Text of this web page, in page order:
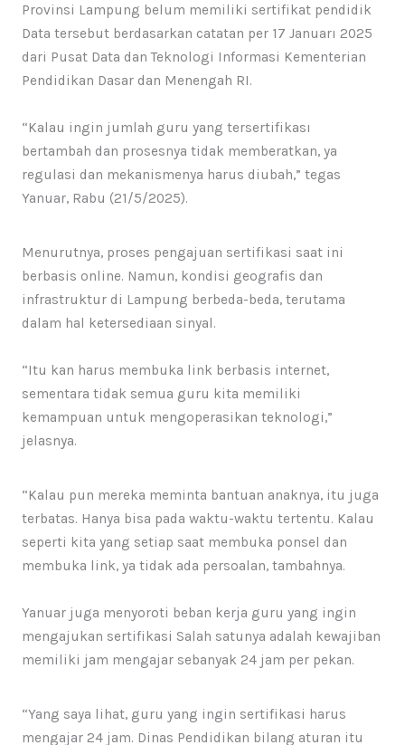
Provinsi Lampung belum memiliki sertifikat pendidik
Data tersebut berdasarkan catatan per 17 Januarı 2025
dari Pusat Data dan Teknologi Informasi Kementerian
Pendidikan Dasar dan Menengah RI.
“Kalau ingin jumlah guru yang tersertifikası
bertambah dan prosesnya tidak memberatkan, ya
regulasi dan mekanismenya harus diubah,” tegas
Yanuar, Rabu (21/5/2025).
Menurutnya, proses pengajuan sertifikasi saat ini
berbasis online. Namun, kondisi geografis dan
infrastruktur di Lampung berbeda-beda, terutama
dalam hal ketersediaan sinyal.
“Itu kan harus membuka link berbasis internet,
sementara tidak semua guru kita memiliki
kemampuan untuk mengoperasikan teknologi,”
jelasnya.
“Kalau pun mereka meminta bantuan anaknya, itu juga
terbatas. Hanya bisa pada waktu-waktu tertentu. Kalau
seperti kita yang setiap saat membuka ponsel dan
membuka link, ya tidak ada persoalan, tambahnya.
Yanuar juga menyoroti beban kerja guru yang ingin
mengajukan sertifikasi Salah satunya adalah kewajiban
memiliki jam mengajar sebanyak 24 jam per pekan.
“Yang saya lihat, guru yang ingin sertifikasi harus
mengajar 24 jam. Dinas Pendidikan bilang aturan itu